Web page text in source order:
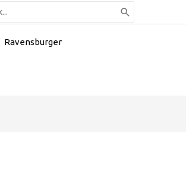
Ravensburger